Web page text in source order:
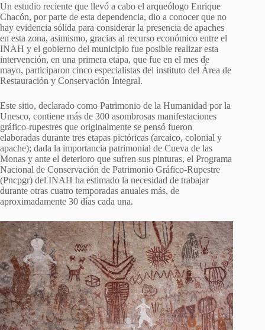
Un estudio reciente que llevó a cabo el arqueólogo Enrique
Chacón, por parte de esta dependencia, dio a conocer que no
hay evidencia sólida para considerar la presencia de apaches
en esta zona, asimismo, gracias al recurso económico entre el
INAH y el gobierno del municipio fue posible realizar esta
intervención, en una primera etapa, que fue en el mes de
mayo, participaron cinco especialistas del instituto del Área de
Restauración y Conservación Integral.
Este sitio, declarado como Patrimonio de la Humanidad por la
Unesco, contiene más de 300 asombrosas manifestaciones
gráfico-rupestres que originalmente se pensó fueron
elaboradas durante tres etapas pictóricas (arcaico, colonial y
apache); dada la importancia patrimonial de Cueva de las
Monas y ante el deterioro que sufren sus pinturas, el Programa
Nacional de Conservación de Patrimonio Gráfico-Rupestre
(Pncpgr) del INAH ha estimado la necesidad de trabajar
durante otras cuatro temporadas anuales más, de
aproximadamente 30 días cada una.